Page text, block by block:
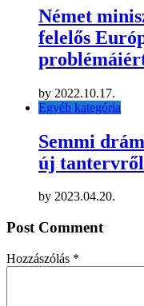
Német
felelős
by 2022.10.17.
Egyéb kategória
Semmi
új
by 2023.04.20.
Post Comment
Hozzászólás *